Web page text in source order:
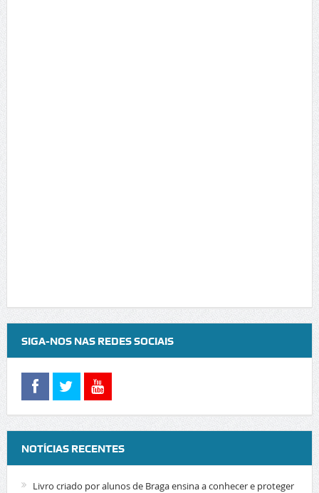
SIGA-NOS NAS REDES SOCIAIS
NOTÍCIAS RECENTES
Livro criado por alunos de Braga ensina a conhecer e proteger